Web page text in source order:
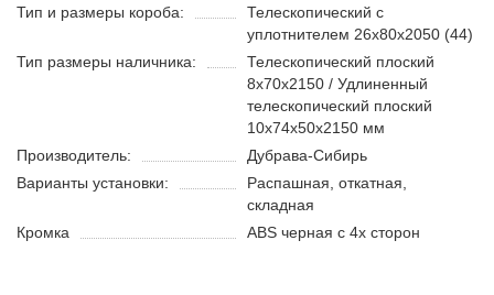
Тип и размеры короба:
Телескопический с
уплотнителем 26х80х2050 (44)
Тип размеры наличника:
Телескопический плоский
8х70х2150 / Удлиненный
телескопический плоский
10х74х50х2150 мм
Производитель:
Дубрава-Сибирь
Варианты установки:
Распашная, откатная,
складная
Кромка
ABS черная с 4х сторон